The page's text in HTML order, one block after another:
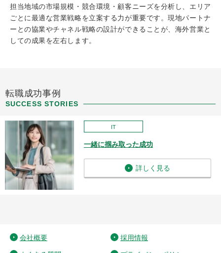
担当地域の市場規模・競合環境・顧客ニーズを分析し、エリア
ごとに最適な営業戦略を立案する力が重要です。現地パートナ
ーとの協業やチャネル戦略の設計ができることが、海外営業と
しての成果を左右します。
転職成功事例
SUCCESS STORIES
IT
一緒に掴み取った成功
詳しく見る
会社概要 採用情報